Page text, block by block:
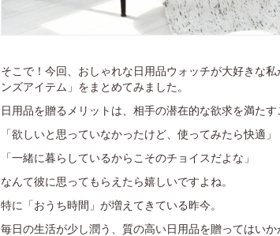
そこで！今回、おしゃれな日用品ウォッチが大好きな
ンズアイテム」をまとめてみました。
日用品を贈るメリットは、相手の潜在的な欲求を満たす
「欲しいと思っていなかったけど、使ってみたら快適」
「一緒に暮らしているからこそのチョイスだよな」
なんて彼に思ってもらえたら嬉しいですよね。
特に「おうち時間」が増えてきている昨今。
毎日の生活が少し潤う、質の高い日用品を贈ってはいか